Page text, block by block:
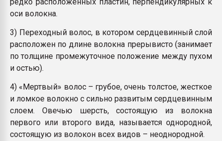
оси волокна.
3) Переходный волос, в котором сердцевинный слой
расположен по длине волокна прерывисто (занимает
по толщине промежуточное положение между пухом
и остью).
4) «Мертвый» волос – грубое, очень толстое, жесткое
и ломкое волокно с сильно развитым сердцевинным
слоем. Овечью шерсть, состоящую из волокна
первого или второго вида, называется однородной,
состоящую из волокон всех видов – неоднородной.